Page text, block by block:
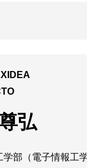
弘
学部（電子情報工